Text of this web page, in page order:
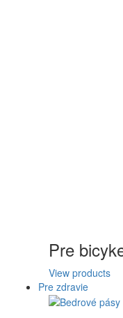
Pre
View products
Pre zdravie